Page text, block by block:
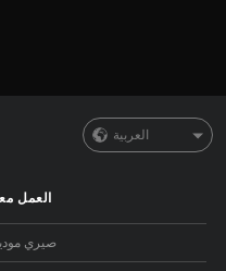
العربية
العمل
صيري